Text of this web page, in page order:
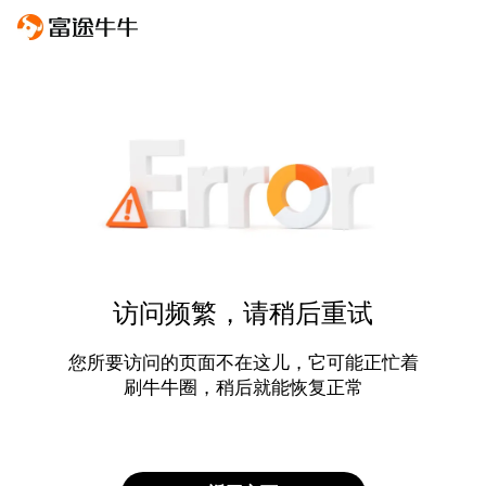
访问频繁，请稍后重试
您所要访问的页面不在这儿，它可能正忙着
刷牛牛圈，稍后就能恢复正常